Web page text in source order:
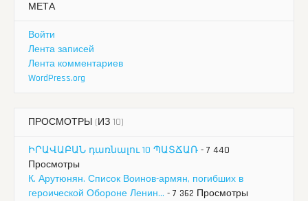
МЕТА
Войти
Лента записей
Лента комментариев
WordPress.org
ПРОСМОТРЫ (ИЗ 10)
ԻՐԱՎԱԲԱՆ դառնալու 10 ՊԱՏՃԱՌ - 7 440
Просмотры
К. Арутюнян. Список Воинов-армян, погибших в
героической Обороне Ленин... - 7 362 Просмотры